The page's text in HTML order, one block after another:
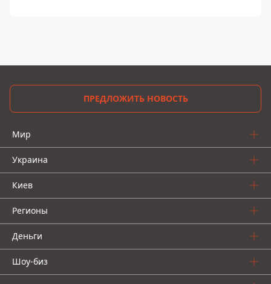
ПРЕДЛОЖИТЬ НОВОСТЬ
Мир
Украина
Киев
Регионы
Деньги
Шоу-биз